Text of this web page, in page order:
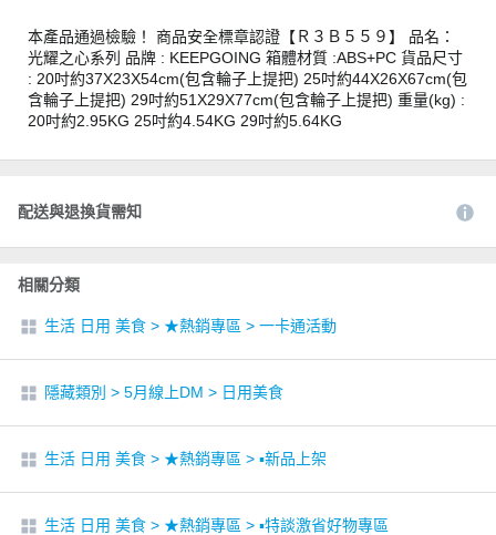
本產品通過檢驗！ 商品安全標章認證【Ｒ３Ｂ５５９】 品名：
光耀之心系列 品牌 : KEEPGOING 箱體材質 :ABS+PC 貨品尺寸
: 20吋約37X23X54cm(包含輪子上提把) 25吋約44X26X67cm(包
含輪子上提把) 29吋約51X29X77cm(包含輪子上提把) 重量(kg) :
20吋約2.95KG 25吋約4.54KG 29吋約5.64KG
配送與退換貨需知
相關分類
生活 日用 美食 > ★熱銷專區 > 一卡通活動
隱藏類別 > 5月線上DM > 日用美食
生活 日用 美食 > ★熱銷專區 > ▪︎新品上架
生活 日用 美食 > ★熱銷專區 > ▪︎特談激省好物專區